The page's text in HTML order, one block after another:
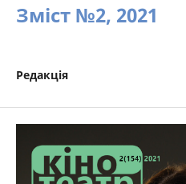
Зміст №2, 2021
Редакція